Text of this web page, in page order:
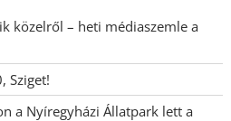
közelről – heti médiaszemle a
Sziget!
a Nyíregyházi Állatpark lett a